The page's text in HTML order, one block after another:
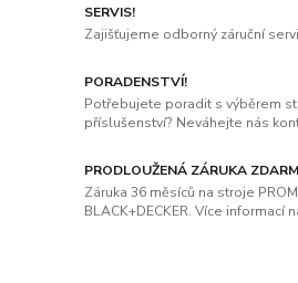
SERVIS!
Zajišťujeme odborný záruční
PORADENSTVÍ!
Potřebujete poradit s výběrem
příslušenství? Neváhejte nás
PRODLOUŽENÁ ZÁRUKA
Záruka 36 měsíců na stroje
BLACK+DECKER. Více informací